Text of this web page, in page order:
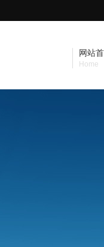
网站
Home